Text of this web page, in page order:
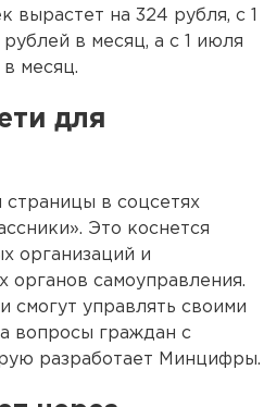
вырастет на 324 рубля, с 1
в месяц, а с 1 июля
в месяц.
для
страницы в соцсетях
Это коснется
организаций и
органов самоуправления.
смогут управлять своими
вопросы граждан с
разработает Минцифры.